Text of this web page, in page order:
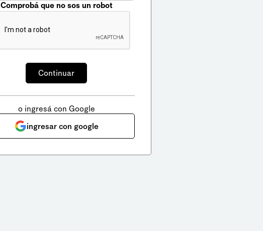
Comprobá que no sos un robot
o ingresá con Google
ingresar con google